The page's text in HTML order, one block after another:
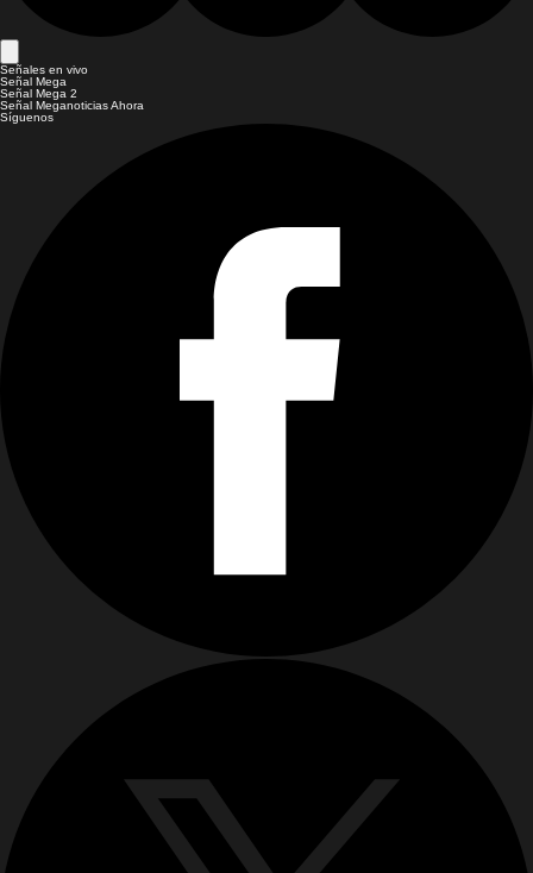
Señales en vivo
Señal Mega
Señal Mega 2
Señal Meganoticias Ahora
Síguenos